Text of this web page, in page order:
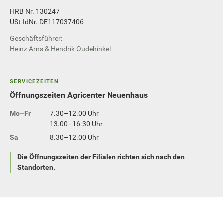
HRB Nr. 130247
USt-IdNr. DE117037406
Geschäftsführer:
Heinz Arns & Hendrik Oudehinkel
SERVICEZEITEN
Öffnungszeiten Agricenter Neuenhaus
Mo–Fr
7.30–12.00 Uhr
13.00–16.30 Uhr
Sa
8.30–12.00 Uhr
Die Öffnungszeiten der Filialen richten sich nach den
Standorten.